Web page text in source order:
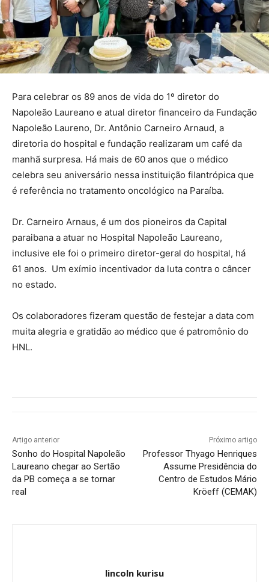
Para celebrar os 89 anos de vida do 1º diretor do
Napoleão Laureano e atual diretor financeiro da Fundação
Napoleão Laureno, Dr. Antônio Carneiro Arnaud, a
diretoria do hospital e fundação realizaram um café da
manhã surpresa. Há mais de 60 anos que o médico
celebra seu aniversário nessa instituição filantrópica que
é referência no tratamento oncológico na Paraíba.
Dr. Carneiro Arnaus, é um dos pioneiros da Capital
paraibana a atuar no Hospital Napoleão Laureano,
inclusive ele foi o primeiro diretor-geral do hospital, há
61 anos. Um exímio incentivador da luta contra o câncer
no estado.
Os colaboradores fizeram questão de festejar a data com
muita alegria e gratidão ao médico que é patromônio do
HNL.
Artigo anterior
Sonho do Hospital Napoleão
Laureano chegar ao Sertão
da PB começa a se tornar
real
Próximo artigo
Professor Thyago Henriques
Assume Presidência do
Centro de Estudos Mário
Kröeff (CEMAK)
lincoln kurisu